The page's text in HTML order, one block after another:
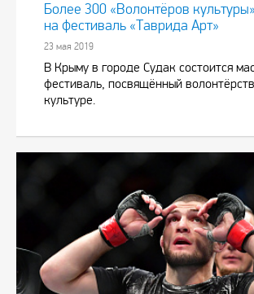
Более 300 «Волонтёров
на фестиваль «Таврида Арт»
23 мая 2019
В Крыму в городе Судак состоится
фестиваль, посвящённый
культуре.